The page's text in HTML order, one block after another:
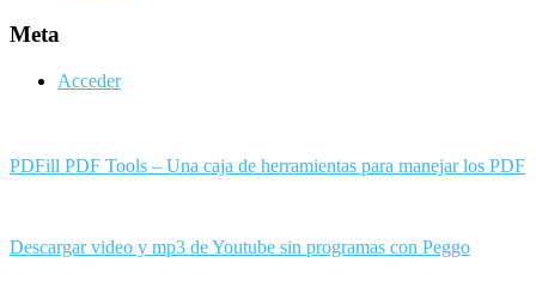
Meta
Acceder
PDFill PDF Tools – Una caja de herramientas para manejar los PDF
Descargar video y mp3 de Youtube sin programas con Peggo